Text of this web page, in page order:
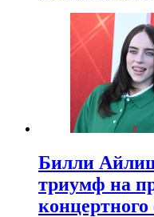
Билли
триумф на